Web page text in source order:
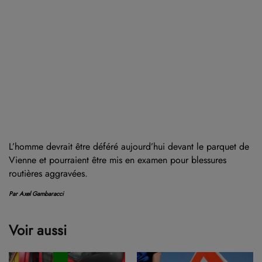
L’homme devrait être déféré aujourd’hui devant le parquet de
Vienne et pourraient être mis en examen pour blessures
routières aggravées.
Par Axel Gambaracci
Voir aussi